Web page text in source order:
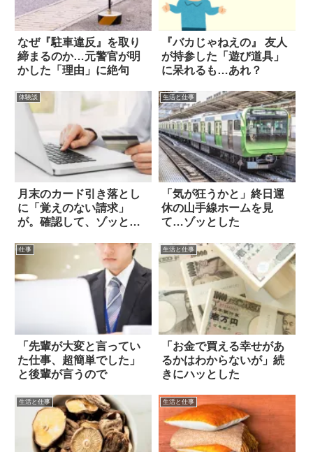
なぜ『駐車違反』を取り
締まるのか…元警官が明
かした「理由」に絶句
『バカじゃねえの』 友人
が持参した「遊び道具」
に呆れるも…あれ？
体験談
月末のカード引き落とし
に「覚えのない請求」
が。確認して、ゾッとし
生活と仕事
「気が狂うかと」終日運
休の山手線ホームを見
て…ゾッとした
仕事
「先輩が大変と言ってい
た仕事、超簡単でした」
と後輩が言うので
生活と仕事
「お金で買える幸せがあ
るかはわからないが」続
きにハッとした
生活と仕事 生活と仕事